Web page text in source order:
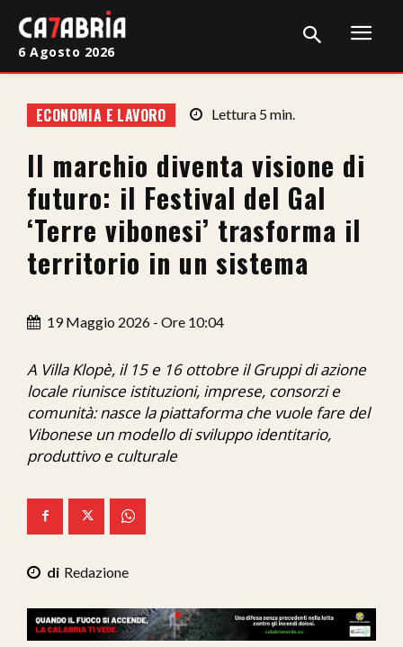
Cronaca
Giudiziaria
Politica
Sport
Sanità
Economia
Ita-Mondo
C7 Play
We Calabria
Mix Zone
6 Agosto 2026
ECONOMIA E LAVORO Lettura 5min.
Il marchio diventa visione di
futuro: il Festival del Gal
‘Terre vibonesi’ trasforma il
territorio in un sistema
19 Maggio 2026 - Ore 10:04
A Villa Klopè, il 15 e 16 ottobre il Gruppi di azione
locale riunisce istituzioni, imprese, consorzi e
comunità: nasce la piattaforma che vuole fare del
Vibonese un modello di sviluppo identitario,
produttivo e culturale
Redazione